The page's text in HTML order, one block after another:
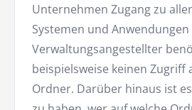
Unternehmen Zugang zu
Systemen und
Verwaltungsangestellter
beispielsweise keinen Zugriff
Ordner. Darüber hinaus ist